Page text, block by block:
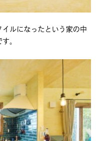
ルになったという家の中
。